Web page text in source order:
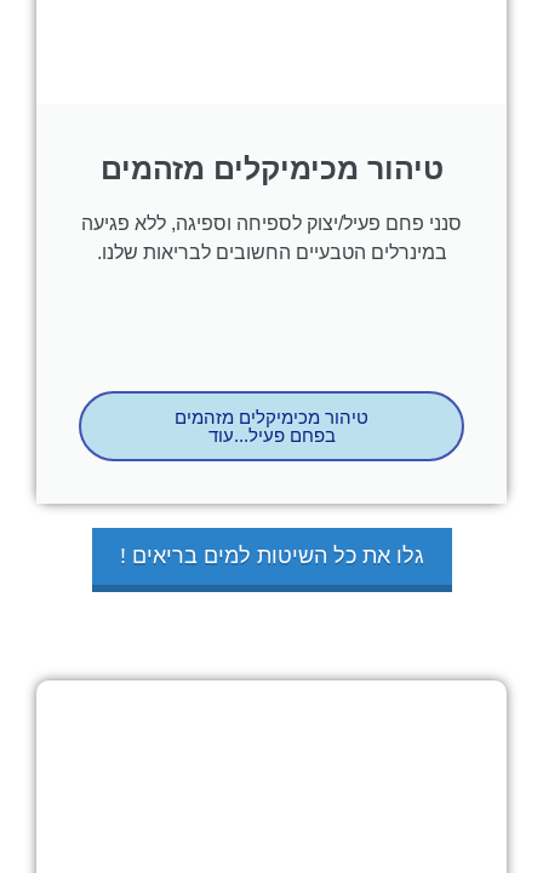
טיהור מכימיקלים מזהמים
סנני פחם פעיל/יצוק לספיחה וספיגה, ללא פגיעה
במינרלים הטבעיים החשובים לבריאות שלנו.
טיהור מכימיקלים מזהמים
בפחם פעיל...עוד
גלו את כל השיטות למים בריאים !